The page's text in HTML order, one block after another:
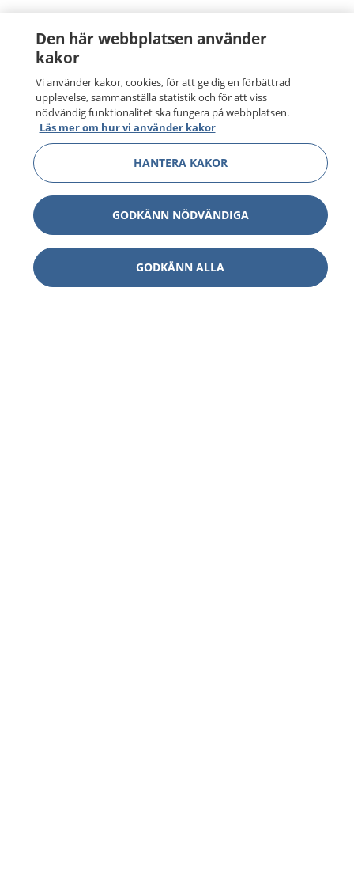
Den här webbplatsen använder
kakor
Vi använder kakor, cookies, för att ge dig en förbättrad
upplevelse, sammanställa statistik och för att viss
nödvändig funktionalitet ska fungera på webbplatsen.
Läs mer om hur vi använder kakor
HANTERA KAKOR
GODKÄNN NÖDVÄNDIGA
GODKÄNN ALLA